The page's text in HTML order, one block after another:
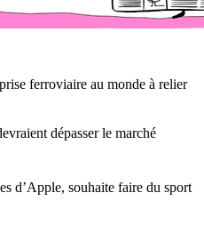
ferroviaire au monde à relier
dépasser le marché
d’Apple, souhaite faire du sport